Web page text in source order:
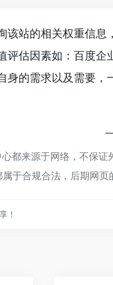
该站的相关权重信息
评估因素如：百度
的需求以及需要
都来源于网络，不保
于合规合法，后期网
！